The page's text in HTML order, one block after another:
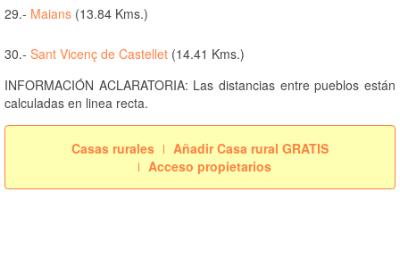
29.- Maians (13.84 Kms.)
30.- Sant Vicenç de Castellet (14.41 Kms.)
INFORMACIÓN ACLARATORIA: Las distancias entre pueblos están
calculadas en linea recta.
Casas rurales
Añadir Casa rural GRATIS
Acceso propietarios